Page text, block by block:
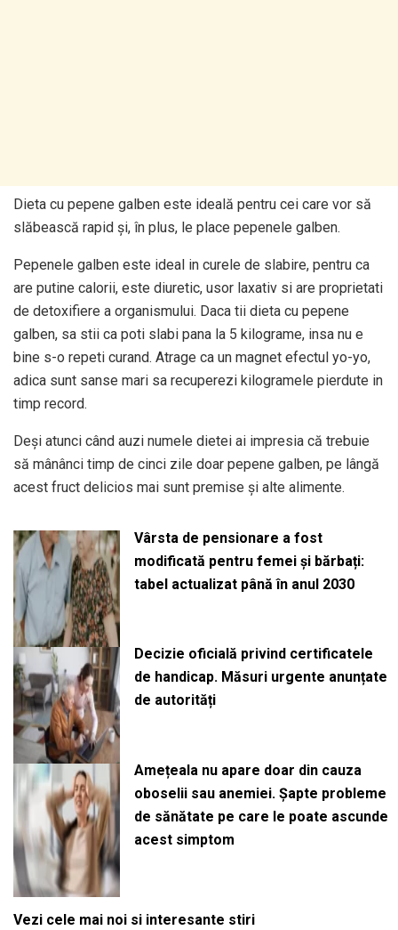
Dieta cu pepene galben este ideală pentru cei care vor să
slăbească rapid și, în plus, le place pepenele galben.
Pepenele galben este ideal in curele de slabire, pentru ca
are putine calorii, este diuretic, usor laxativ si are proprietati
de detoxifiere a organismului. Daca tii dieta cu pepene
galben, sa stii ca poti slabi pana la 5 kilograme, insa nu e
bine s-o repeti curand. Atrage ca un magnet efectul yo-yo,
adica sunt sanse mari sa recuperezi kilogramele pierdute in
timp record.
Deși atunci când auzi numele dietei ai impresia că trebuie
să mânânci timp de cinci zile doar pepene galben, pe lângă
acest fruct delicios mai sunt premise și alte alimente.
Vârsta de pensionare a fost
modificată pentru femei și bărbați:
tabel actualizat până în anul 2030
Decizie oficială privind certificatele
de handicap. Măsuri urgente anunțate
de autorități
Amețeala nu apare doar din cauza
oboselii sau anemiei. Șapte probleme
de sănătate pe care le poate ascunde
acest simptom
Vezi cele mai noi si interesante stiri